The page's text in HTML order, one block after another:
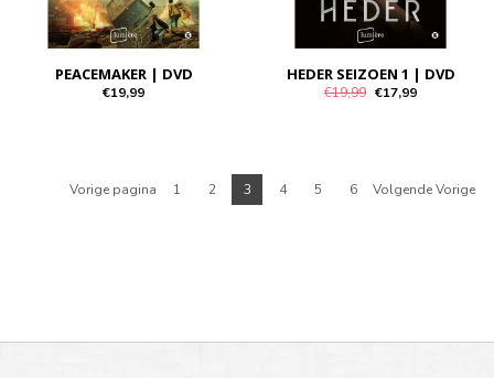
PEACEMAKER | DVD
€19,99
HEDER SEIZOEN 1 | DVD
€19,99 €17,99
Vorige pagina 1 2 3 4 5 6 Volgende Vorige